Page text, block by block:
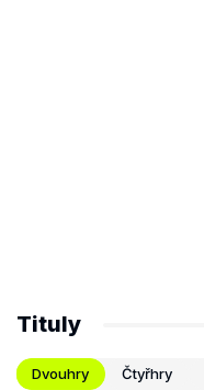
Tituly
Dvouhry Čtyřhry